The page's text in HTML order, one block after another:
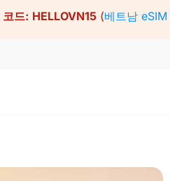
코드: HELLOVN15(베트남 eSIM